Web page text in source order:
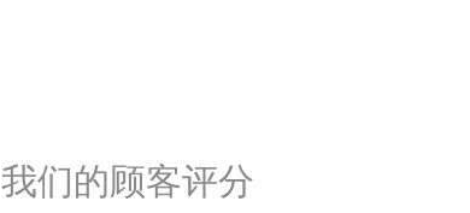
我们的顾客评分